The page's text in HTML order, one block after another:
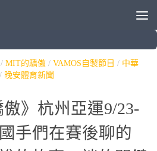
/ MIT的驕傲 / VAMOS自製節目 / 中華
/ 晚安體育新聞
》杭州亞運9/23-
手們在賽後聊的